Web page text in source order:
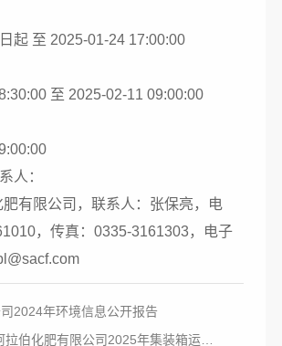
起 至 2025-01-24 17:00:00
至 2025-02-11 09:00:00
人：
肥有限公司，联系人：张保亮，电
，传真：0335-3161303，电子
2024年环境信息公开报告